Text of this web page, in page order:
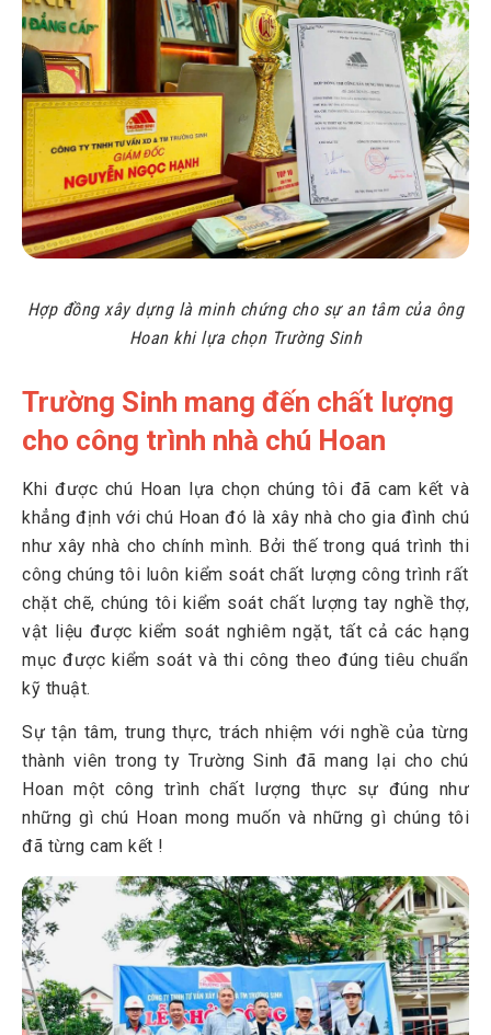
Hợp đồng xây dựng là minh chứng cho sự an tâm của ông
Hoan khi lựa chọn Trường Sinh
Trường Sinh mang đến chất lượng
cho công trình nhà chú Hoan
Khi được chú Hoan lựa chọn chúng tôi đã cam kết và
khẳng định với chú Hoan đó là xây nhà cho gia đình chú
như xây nhà cho chính mình. Bởi thế trong quá trình thi
công chúng tôi luôn kiểm soát chất lượng công trình rất
chặt chẽ, chúng tôi kiểm soát chất lượng tay nghề thợ,
vật liệu được kiểm soát nghiêm ngặt, tất cả các hạng
mục được kiểm soát và thi công theo đúng tiêu chuẩn
kỹ thuật.
Sự tận tâm, trung thực, trách nhiệm với nghề của từng
thành viên trong ty Trường Sinh đã mang lại cho chú
Hoan một công trình chất lượng thực sự đúng như
những gì chú Hoan mong muốn và những gì chúng tôi
đã từng cam kết !